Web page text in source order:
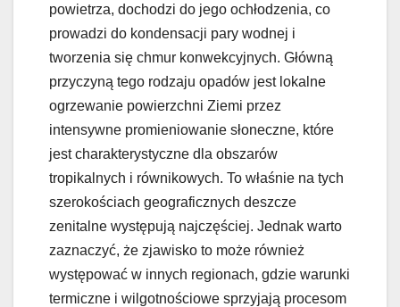
powietrza, dochodzi do jego ochłodzenia, co
prowadzi do kondensacji pary wodnej i
tworzenia się chmur konwekcyjnych. Główną
przyczyną tego rodzaju opadów jest lokalne
ogrzewanie powierzchni Ziemi przez
intensywne promieniowanie słoneczne, które
jest charakterystyczne dla obszarów
tropikalnych i równikowych. To właśnie na tych
szerokościach geograficznych deszcze
zenitalne występują najczęściej. Jednak warto
zaznaczyć, że zjawisko to może również
występować w innych regionach, gdzie warunki
termiczne i wilgotnościowe sprzyjają procesom